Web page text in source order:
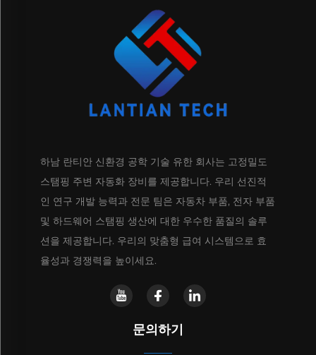
하남 란티안 신환경 공학 기술 유한 회사는 고정밀도
스탬핑 주변 자동화 장비를 제공합니다. 우리 선진적
인 연구 개발 능력과 전문 팀은 자동차 부품, 전자 부품
및 하드웨어 스탬핑 생산에 대한 우수한 품질의 솔루
션을 제공합니다. 우리의 맞춤형 급여 시스템으로 효
율성과 경쟁력을 높이세요.
문의하기